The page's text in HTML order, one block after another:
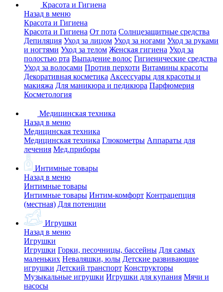
Красота и Гигиена
Назад в меню
Красота и Гигиена
Красота и Гигиена От пота Солнцезащитные средства
Депиляция Уход за лицом Уход за ногами Уход за руками
и ногтями Уход за телом Женская гигиена Уход за
полостью рта Выпадение волос Гигиенические средства
Уход за волосами Против перхоти Витамины красоты
Декоративная косметика Аксессуары для красоты и
макияжа Для маникюра и педикюра Парфюмерия
Косметология
Медицинская техника
Назад в меню
Медицинская техника
Медицинская техника Глюкометры Аппараты для
лечения Мед.приборы
Интимные товары
Назад в меню
Интимные товары
Интимные товары Интим-комфорт Контрацепция
(местная) Для потенции
Игрушки
Назад в меню
Игрушки
Игрушки Горки, песочницы, бассейны Для самых
маленьких Неваляшки, юлы Детские развивающие
игрушки Детский транспорт Конструкторы
Музыкальные игрушки Игрушки для купания Мячи и
насосы